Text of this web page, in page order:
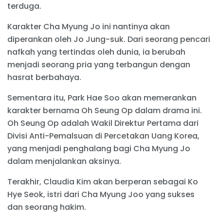
terduga.
Karakter Cha Myung Jo ini nantinya akan
diperankan oleh Jo Jung-suk. Dari seorang pencari
nafkah yang tertindas oleh dunia, ia berubah
menjadi seorang pria yang terbangun dengan
hasrat berbahaya.
Sementara itu, Park Hae Soo akan memerankan
karakter bernama Oh Seung Op dalam drama ini.
Oh Seung Op adalah Wakil Direktur Pertama dari
Divisi Anti-Pemalsuan di Percetakan Uang Korea,
yang menjadi penghalang bagi Cha Myung Jo
dalam menjalankan aksinya.
Terakhir, Claudia Kim akan berperan sebagai Ko
Hye Seok, istri dari Cha Myung Joo yang sukses
dan seorang hakim.